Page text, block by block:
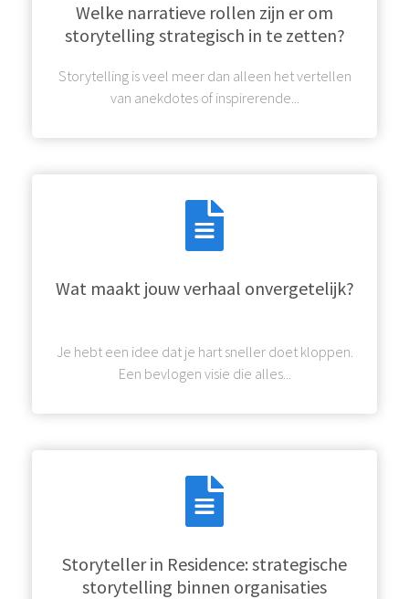
Welke narratieve rollen zijn er om
storytelling strategisch in te zetten?
Storytelling is veel meer dan alleen het vertellen
van anekdotes of inspirerende...
Wat maakt jouw verhaal onvergetelijk?
Je hebt een idee dat je hart sneller doet kloppen.
Een bevlogen visie die alles...
Storyteller in Residence: strategische
storytelling binnen organisaties